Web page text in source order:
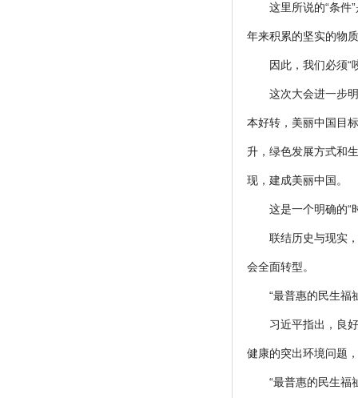
这里所说的“条件
年来积累的坚实的物
因此，我们必须“
这次大会进一步
本好转，美丽中国目
升，绿色发展方式和
现，建成美丽中国。
这是一个明确的“
联结历史与现实
会全面转型。
“最普惠的民生
习近平指出，良
健康的突出环境问题
“最普惠的民生福